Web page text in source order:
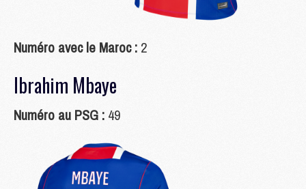
Numéro avec le Maroc : 2
Ibrahim Mbaye
Numéro au PSG : 49